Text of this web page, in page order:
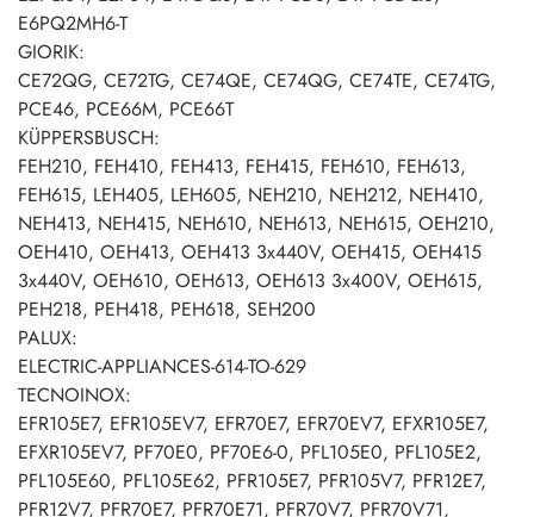
E6PQ2MH6-T
GIORIK:
CE72QG, CE72TG, CE74QE, CE74QG, CE74TE, CE74TG,
PCE46, PCE66M, PCE66T
KÜPPERSBUSCH:
FEH210, FEH410, FEH413, FEH415, FEH610, FEH613,
FEH615, LEH405, LEH605, NEH210, NEH212, NEH410,
NEH413, NEH415, NEH610, NEH613, NEH615, OEH210,
OEH410, OEH413, OEH413 3x440V, OEH415, OEH415
3x440V, OEH610, OEH613, OEH613 3x400V, OEH615,
PEH218, PEH418, PEH618, SEH200
PALUX:
ELECTRIC-APPLIANCES-614-TO-629
TECNOINOX:
EFR105E7, EFR105EV7, EFR70E7, EFR70EV7, EFXR105E7,
EFXR105EV7, PF70E0, PF70E6-0, PFL105E0, PFL105E2,
PFL105E60, PFL105E62, PFR105E7, PFR105V7, PFR12E7,
PFR12V7, PFR70E7, PFR70E71, PFR70V7, PFR70V71,